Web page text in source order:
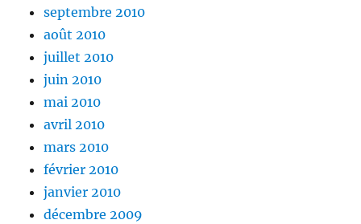
septembre 2010
août 2010
juillet 2010
juin 2010
mai 2010
avril 2010
mars 2010
février 2010
janvier 2010
décembre 2009